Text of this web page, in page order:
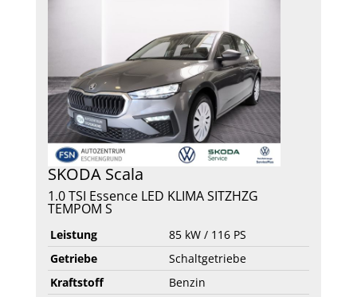
SKODA Scala
1.0 TSI Essence LED KLIMA SITZHZG
TEMPOM S
Leistung
85 kW / 116 PS
Getriebe
Schaltgetriebe
Kraftstoff
Benzin